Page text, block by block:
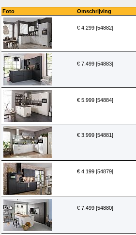
Foto Omschrijving
€ 4.299 [54882]
€ 7.499 [54883]
€ 5.999 [54884]
€ 3.999 [54881]
€ 4.199 [54879]
€ 7.499 [54880]